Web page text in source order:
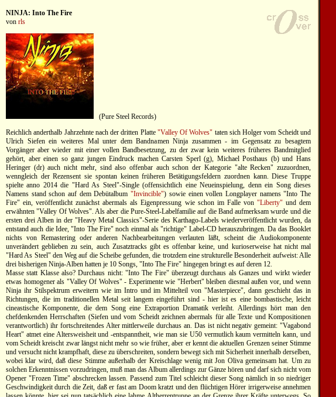
NINJA: Into The Fire
von rls
(Pure Steel Records)
Reichlich anderthalb Jahrzehnte nach der dritten Platte "Valley Of Wolves" taten sich Holger vom Scheidt und
Ulrich Siefen ein weiteres Mal unter dem Bandnamen Ninja zusammen - im Gegensatz zu besagtem
Vorgänger aber wieder mit einer vollen Bandbesetzung, zu der zwar kein weiteres früheres Bandmitglied
gehört, aber einen so ganz jungen Eindruck machen Carsten Sperl (g), Michael Posthaus (b) und Hans
Heringer (dr) auch nicht mehr, sind also offenbar auch schon der Kategorie "alte Recken" zuzuordnen,
wenngleich der Rezensent sie spontan keinen früheren Betätigungsfeldern zuordnen kann. Diese Truppe
spielte anno 2014 die "Hard As Steel"-Single (offensichtlich eine Neueinspielung, denn ein Song dieses
Namens stand schon auf dem Debütalbum"Invincible") sowie einen vollen Longplayer namens "Into The
Fire" ein, veröffentlicht zunächst abermals als Eigenpressung wie schon im Falle von "Liberty"und dem
erwähnten "Valley Of Wolves". Als aber die Pure-Steel-Labelfamilie auf die Band aufmerksam wurde und die
ersten drei Alben in der "Heavy Metal Classics"-Serie des Karthago-Labels wiederveröffentlicht wurden, da
entstand auch die Idee, "Into The Fire" noch einmal als "richtige" Label-CD herauszubringen. Da das Booklet
nichts von Remastering oder anderen Nachbearbeitungen verlauten läßt, scheint die Audiokomponente
unverändert geblieben zu sein, auch Zusatztracks gibt es offenbar keine, und kurioserweise hat nicht mal
"Hard As Steel" den Weg auf die Scheibe gefunden, die trotzdem eine strukturelle Besonderheit aufweist: Alle
drei bisherigen Ninja-Alben hatten je 10 Songs, "Into The Fire" hingegen bringt es auf deren 12.
Masse statt Klasse also? Durchaus nicht: "Into The Fire" überzeugt durchaus als Ganzes und wirkt wieder
etwas homogener als "Valley Of Wolves" - Experimente wie "Herbert" bleiben diesmal außen vor, und wenn
Ninja ihr Stilspektrum erweitern wie im Intro und im Mittelteil von "Masterpiece", dann geschieht das in
Richtungen, die im traditionellen Metal seit langem eingeführt sind - hier ist es eine bombastische, leicht
cineastische Komponente, die dem Song eine Extraportion Dramatik verleiht. Allerdings hört man den
chefdenkenden Herrschaften (Siefen und vom Scheidt zeichnen abermals für alle Texte und Kompositionen
verantwortlich) ihr fortschreitendes Alter mittlerweile durchaus an. Das ist nicht negativ gemeint: "Vagabond
Heart" atmet eine Altersweisheit und -entspanntheit, wie man sie U50 vermutlich kaum vermitteln kann, und
vom Scheidt kreischt zwar längst nicht mehr so wie früher, aber er kennt die aktuellen Grenzen seiner Stimme
und versucht nicht krampfhaft, diese zu überschreiten, sondern bewegt sich mit Sicherheit innerhalb derselben,
wobei klar wird, daß diese Stimme außerhalb der Kreischlage wenig mit Jon Oliva gemeinsam hat. Um zu
solchen Erkenntnissen vorzudringen, muß man das Album allerdings zur Gänze hören und darf sich nicht vom
Opener "Frozen Time" abschrecken lassen. Passend zum Titel schleicht dieser Song nämlich in so niedriger
Geschwindigkeit durch die Zeit, daß er fast am Doom kratzt und den flüchtigen Hörer irrigerweise annehmen